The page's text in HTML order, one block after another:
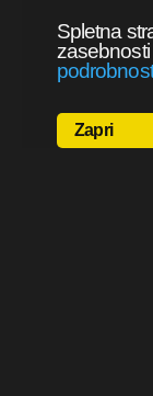
Spletna
Zapri